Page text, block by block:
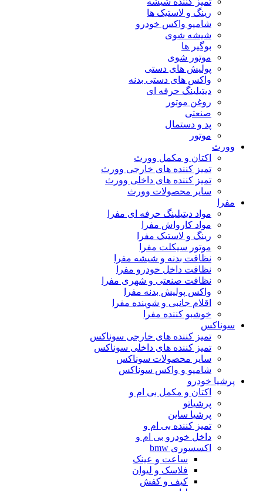
رینگ و لاستیک ها
شامپو واکس خودرو
شیشه شوی
بوگیر ها
موتور شوی
پولیش های دستی
واکس های دستی بدنه
دیتیلینگ حرفه ای
روغن موتور
صنعتی
پد و دستمال
موتور
وورث
اکتان و مکمل وورث
تمیز کننده های خارجی وورث
تمیز کننده های داخلی وورث
سایر محصولات وورث
مفرا
مواد دیتیلینگ حرفه ای مفرا
مواد کارواش مفرا
رینگ و لاستیک مفرا
موتور سیکلت مفرا
نظافت بدنه و شیشه مفرا
نظافت داخل خودرو مفرا
نظافت صنعتی و شهری مفرا
واکس پولیش بدنه مفرا
اقلام جانبی و شوینده مفرا
خوشبو کننده مفرا
سوناکس
تمیز کننده های خارجی سوناکس
تمیز کننده های داخلی سوناکس
سایر محصولات سوناکس
شامپو و واکس سوناکس
پرشیا خودرو
اکتان و مکمل بی ام و
پرشیاتو
پرشیا ساین
تمیز کننده بی ام و
داخل خودرو بی ام و
اکسسوری bmw
ساعت و عینک
فلاسک و لیوان
کیف و کفش